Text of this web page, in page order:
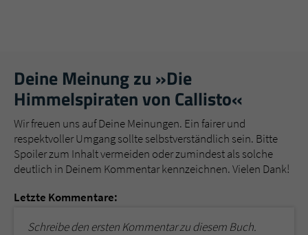
Deine Meinung zu »Die
Himmelspiraten von Callisto«
Wir freuen uns auf Deine Meinungen. Ein fairer und
respektvoller Umgang sollte selbstverständlich sein. Bitte
Spoiler zum Inhalt vermeiden oder zumindest als solche
deutlich in Deinem Kommentar kennzeichnen. Vielen Dank!
Letzte Kommentare:
Schreibe den ersten Kommentar zu diesem Buch.